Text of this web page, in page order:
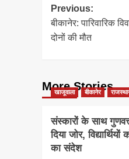
Post
Previous:
बीकानेर: पारिवारिक
दोनों की मौत
More Stories
खाजूवाला बीकानेर
संस्कारों के साथ
दिया जोर, विद्यार्थियों
का संदेश